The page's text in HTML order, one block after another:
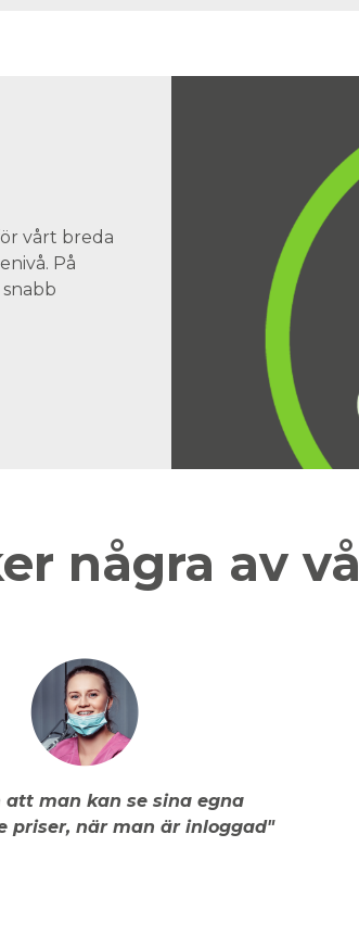
vårt breda
På
några av
att man kan se sina egna
priser, när man är inloggad"